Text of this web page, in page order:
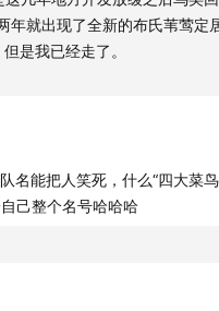
年就出现了全新的布氏苇莺定
是我已经走了。
名能把人笑死，什么“四大菜
己整个名号哈哈哈